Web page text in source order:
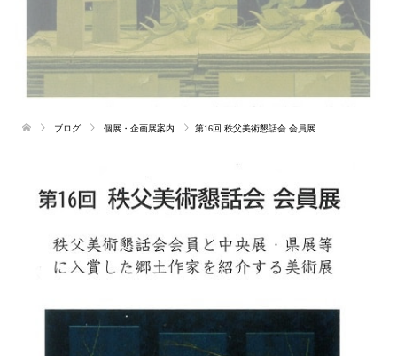
ブログ 個展・企画展案内 第16回 秩父美術懇話会 会員展